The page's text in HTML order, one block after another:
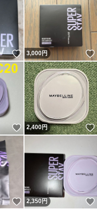
いいね！
3,000円
いいね！
2,400円
いいね！
2,350円